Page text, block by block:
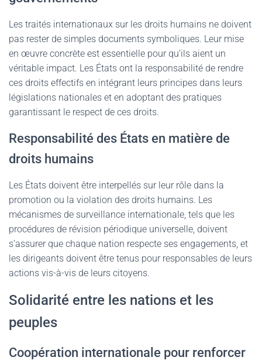
Les traités internationaux sur les droits humains ne doivent
pas rester de simples documents symboliques. Leur mise
en œuvre concrète est essentielle pour qu’ils aient un
véritable impact. Les États ont la responsabilité de rendre
ces droits effectifs en intégrant leurs principes dans leurs
législations nationales et en adoptant des pratiques
garantissant le respect de ces droits.
Responsabilité des États en matière de
droits humains
Les États doivent être interpellés sur leur rôle dans la
promotion ou la violation des droits humains. Les
mécanismes de surveillance internationale, tels que les
procédures de révision périodique universelle, doivent
s’assurer que chaque nation respecte ses engagements, et
les dirigeants doivent être tenus pour responsables de leurs
actions vis-à-vis de leurs citoyens.
Solidarité entre les nations et les
peuples
Coopération internationale pour renforcer